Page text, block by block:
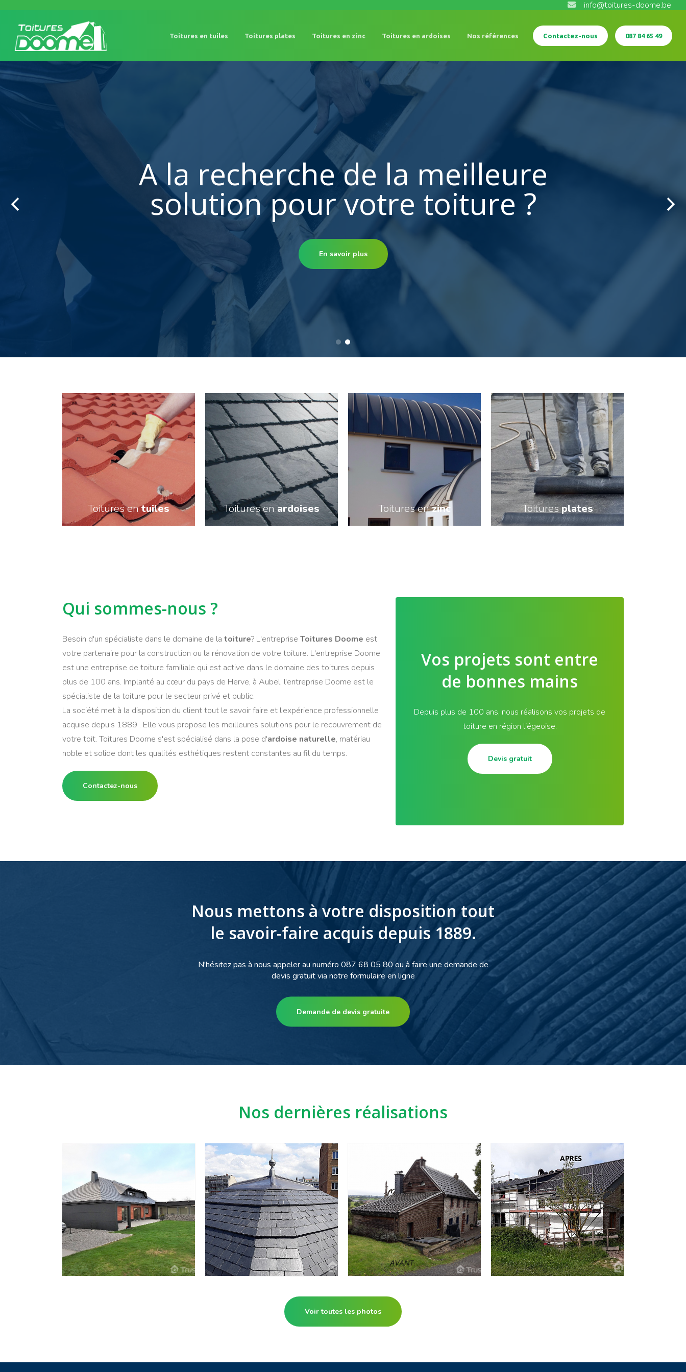
info@toitures-doome.be
Toitures en tuiles Toitures plates Toitures en zinc Toitures en ardoises Nos références Contactez-nous 087 84 65 49
A la recherche de la meilleure
solution pour votre toiture ?
En savoir plus
Toitures entuiles Toitures enardoises Toitures enzinc Toituresplates
Qui sommes-nous ?
Besoin d'un spécialiste dans le domaine de la toiture? L'entreprise Toitures Doome est
votre partenaire pour la construction ou la rénovation de votre toiture. L'entreprise Doome
est une entreprise de toiture familiale qui est active dans le domaine des toitures depuis
plus de 100 ans. Implanté au cœur du pays de Herve, à Aubel, l'entreprise Doome est le
spécialiste de la toiture pour le secteur privé et public.
La société met à la disposition du client tout le savoir faire et l'expérience professionnelle
acquise depuis 1889 . Elle vous propose les meilleures solutions pour le recouvrement de
votre toit. Toitures Doome s'est spécialisé dans la pose d'ardoise naturelle, matériau
noble et solide dont les qualités esthétiques restent constantes au fil du temps.
Contactez-nous
Vos projets sont entre
de bonnes mains
Depuis plus de 100 ans, nous réalisons vos projets de
toiture en région liégeoise.
Devis gratuit
Nous mettons à votre disposition tout
le savoir-faire acquis depuis 1889.
N'hésitez pas à nous appeler au numéro 087 68 05 80 ou à faire une demande de
devis gratuit via notre formulaire en ligne
Demande de devis gratuite
Nos dernières réalisations
Voir toutes les photos